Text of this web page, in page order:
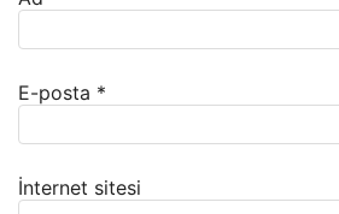
E-posta *
İnternet sitesi